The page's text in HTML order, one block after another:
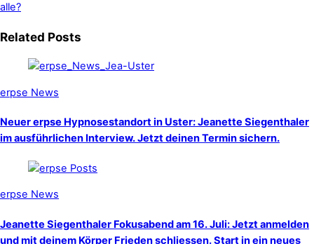
alle?
Related Posts
erpse News
Neuer erpse Hypnosestandort in Uster: Jeanette Siegenthaler
im ausführlichen Interview. Jetzt deinen Termin sichern.
erpse News
Jeanette Siegenthaler Fokusabend am 16. Juli: Jetzt anmelden
und mit deinem Körper Frieden schliessen. Start in ein neues